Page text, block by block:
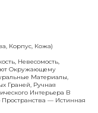
Корпус, Кожа)
Невесомость,
Окружающему
Материалы,
Граней, Ручная
Интерьера В
— Истинная